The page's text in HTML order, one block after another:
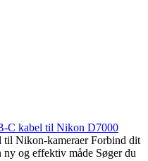
C kabel til Nikon D7000
Nikon-kameraer Forbind dit
og effektiv måde Søger du